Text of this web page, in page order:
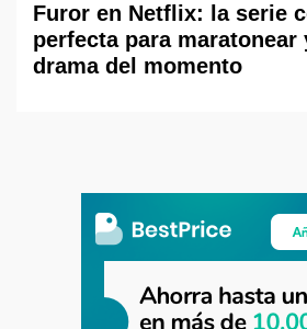
Furor en Netflix: la serie
perfecta para maratonear
drama del momento